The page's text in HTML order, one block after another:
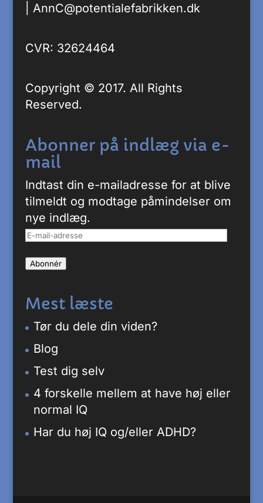
AnnC@potentialefabrikken.dk
CVR: 32624464
Copyright © 2017. All Rights
Reserved.
Abonner på indlæg via e-
mail
Indtast din e-mailadresse for at blive
tilmeldt og modtage påmindelser om
nye indlæg.
E-
adresse
Abonnér
Mest læste
Tør du dele din viden?
Blog
Test dig selv
4 forskelle mellem at have høj eller
normal IQ
Har du høj IQ og/eller ADHD?